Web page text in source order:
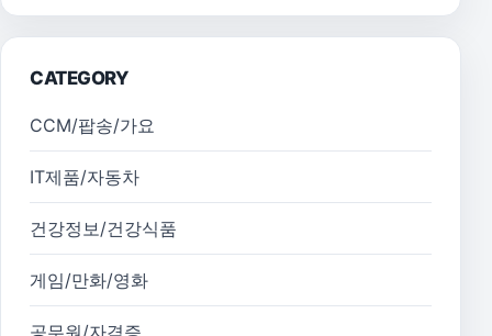
CATEGORY
CCM/팝송/가요
IT제품/자동차
건강정보/건강식품
게임/만화/영화
공무원/자격증